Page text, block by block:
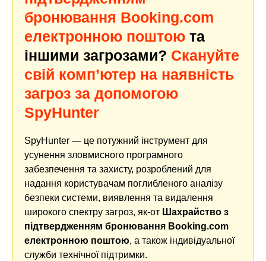
бронювання Booking.com
електронною поштою та
іншими загрозами? Скануйте
свій комп’ютер на наявність
загроз за допомогою
SpyHunter
SpyHunter — це потужний інструмент для
усунення зловмисного програмного
забезпечення та захисту, розроблений для
надання користувачам поглибленого аналізу
безпеки системи, виявлення та видалення
широкого спектру загроз, як-от Шахрайство з
підтвердженням бронювання Booking.com
електронною поштою, а також індивідуальної
служби технічної підтримки.